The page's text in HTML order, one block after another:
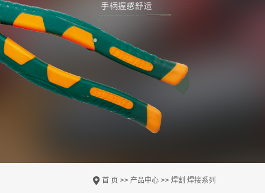
首 页 >> 产品中心 >> 焊割 焊接系列